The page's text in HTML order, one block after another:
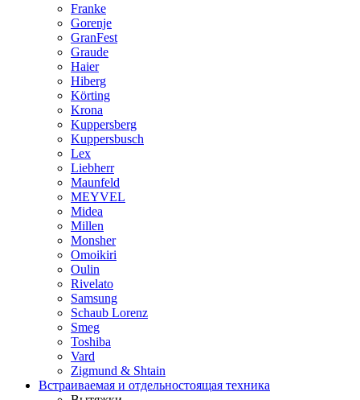
Franke
Gorenje
GranFest
Graude
Haier
Hiberg
Körting
Krona
Kuppersberg
Kuppersbusch
Lex
Liebherr
Maunfeld
MEYVEL
Midea
Millen
Monsher
Omoikiri
Oulin
Rivelato
Samsung
Schaub Lorenz
Smeg
Toshiba
Vard
Zigmund & Shtain
Встраиваемая и отдельностоящая техника